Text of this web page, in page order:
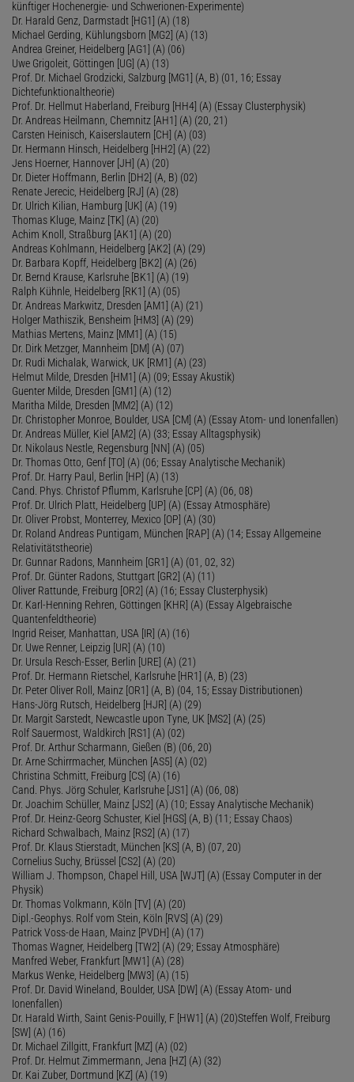
künftiger Hochenergie- und Schwerionen-Experimente)
Dr. Harald Genz, Darmstadt [HG1] (A) (18)
Michael Gerding, Kühlungsborn [MG2] (A) (13)
Andrea Greiner, Heidelberg [AG1] (A) (06)
Uwe Grigoleit, Göttingen [UG] (A) (13)
Prof. Dr. Michael Grodzicki, Salzburg [MG1] (A, B) (01, 16; Essay
Dichtefunktionaltheorie)
Prof. Dr. Hellmut Haberland, Freiburg [HH4] (A) (Essay Clusterphysik)
Dr. Andreas Heilmann, Chemnitz [AH1] (A) (20, 21)
Carsten Heinisch, Kaiserslautern [CH] (A) (03)
Dr. Hermann Hinsch, Heidelberg [HH2] (A) (22)
Jens Hoerner, Hannover [JH] (A) (20)
Dr. Dieter Hoffmann, Berlin [DH2] (A, B) (02)
Renate Jerecic, Heidelberg [RJ] (A) (28)
Dr. Ulrich Kilian, Hamburg [UK] (A) (19)
Thomas Kluge, Mainz [TK] (A) (20)
Achim Knoll, Straßburg [AK1] (A) (20)
Andreas Kohlmann, Heidelberg [AK2] (A) (29)
Dr. Barbara Kopff, Heidelberg [BK2] (A) (26)
Dr. Bernd Krause, Karlsruhe [BK1] (A) (19)
Ralph Kühnle, Heidelberg [RK1] (A) (05)
Dr. Andreas Markwitz, Dresden [AM1] (A) (21)
Holger Mathiszik, Bensheim [HM3] (A) (29)
Mathias Mertens, Mainz [MM1] (A) (15)
Dr. Dirk Metzger, Mannheim [DM] (A) (07)
Dr. Rudi Michalak, Warwick, UK [RM1] (A) (23)
Helmut Milde, Dresden [HM1] (A) (09; Essay Akustik)
Guenter Milde, Dresden [GM1] (A) (12)
Maritha Milde, Dresden [MM2] (A) (12)
Dr. Christopher Monroe, Boulder, USA [CM] (A) (Essay Atom- und Ionenfallen)
Dr. Andreas Müller, Kiel [AM2] (A) (33; Essay Alltagsphysik)
Dr. Nikolaus Nestle, Regensburg [NN] (A) (05)
Dr. Thomas Otto, Genf [TO] (A) (06; Essay Analytische Mechanik)
Prof. Dr. Harry Paul, Berlin [HP] (A) (13)
Cand. Phys. Christof Pflumm, Karlsruhe [CP] (A) (06, 08)
Prof. Dr. Ulrich Platt, Heidelberg [UP] (A) (Essay Atmosphäre)
Dr. Oliver Probst, Monterrey, Mexico [OP] (A) (30)
Dr. Roland Andreas Puntigam, München [RAP] (A) (14; Essay Allgemeine
Relativitätstheorie)
Dr. Gunnar Radons, Mannheim [GR1] (A) (01, 02, 32)
Prof. Dr. Günter Radons, Stuttgart [GR2] (A) (11)
Oliver Rattunde, Freiburg [OR2] (A) (16; Essay Clusterphysik)
Dr. Karl-Henning Rehren, Göttingen [KHR] (A) (Essay Algebraische
Quantenfeldtheorie)
Ingrid Reiser, Manhattan, USA [IR] (A) (16)
Dr. Uwe Renner, Leipzig [UR] (A) (10)
Dr. Ursula Resch-Esser, Berlin [URE] (A) (21)
Prof. Dr. Hermann Rietschel, Karlsruhe [HR1] (A, B) (23)
Dr. Peter Oliver Roll, Mainz [OR1] (A, B) (04, 15; Essay Distributionen)
Hans-Jörg Rutsch, Heidelberg [HJR] (A) (29)
Dr. Margit Sarstedt, Newcastle upon Tyne, UK [MS2] (A) (25)
Rolf Sauermost, Waldkirch [RS1] (A) (02)
Prof. Dr. Arthur Scharmann, Gießen (B) (06, 20)
Dr. Arne Schirrmacher, München [AS5] (A) (02)
Christina Schmitt, Freiburg [CS] (A) (16)
Cand. Phys. Jörg Schuler, Karlsruhe [JS1] (A) (06, 08)
Dr. Joachim Schüller, Mainz [JS2] (A) (10; Essay Analytische Mechanik)
Prof. Dr. Heinz-Georg Schuster, Kiel [HGS] (A, B) (11; Essay Chaos)
Richard Schwalbach, Mainz [RS2] (A) (17)
Prof. Dr. Klaus Stierstadt, München [KS] (A, B) (07, 20)
Cornelius Suchy, Brüssel [CS2] (A) (20)
William J. Thompson, Chapel Hill, USA [WJT] (A) (Essay Computer in der
Physik)
Dr. Thomas Volkmann, Köln [TV] (A) (20)
Dipl.-Geophys. Rolf vom Stein, Köln [RVS] (A) (29)
Patrick Voss-de Haan, Mainz [PVDH] (A) (17)
Thomas Wagner, Heidelberg [TW2] (A) (29; Essay Atmosphäre)
Manfred Weber, Frankfurt [MW1] (A) (28)
Markus Wenke, Heidelberg [MW3] (A) (15)
Prof. Dr. David Wineland, Boulder, USA [DW] (A) (Essay Atom- und
Ionenfallen)
Dr. Harald Wirth, Saint Genis-Pouilly, F [HW1] (A) (20)Steffen Wolf, Freiburg
[SW] (A) (16)
Dr. Michael Zillgitt, Frankfurt [MZ] (A) (02)
Prof. Dr. Helmut Zimmermann, Jena [HZ] (A) (32)
Dr. Kai Zuber, Dortmund [KZ] (A) (19)